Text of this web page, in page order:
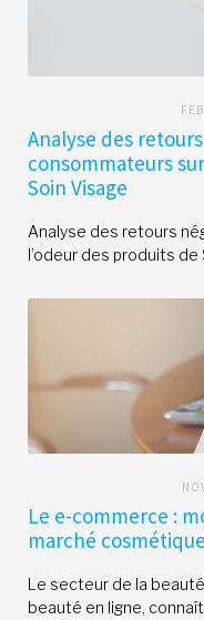
Analyse des
consommateurs
Soin Visage
Analyse des retours
l’odeur des produits de
Le e-commerce :
marché cosmétique
Le secteur de la
beauté en ligne,